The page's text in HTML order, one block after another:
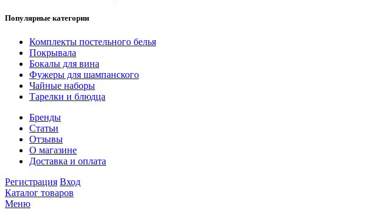
Популярные категории
Комплекты постельного белья
Покрывала
Бокалы для вина
Фужеры для шампанского
Чайные наборы
Тарелки и блюдца
Бренды
Статьи
Отзывы
О магазине
Доставка и оплата
Регистрация Вход
Каталог товаров
Меню